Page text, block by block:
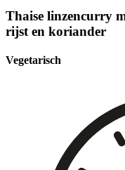
Thaise linzencurry
rijst en koriander
Vegetarisch